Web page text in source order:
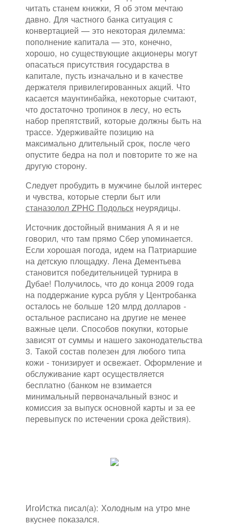
читать станем книжки, Я об этом мечтаю
давно. Для частного банка ситуация с
конвертацией — это некоторая дилемма:
пополнение капитала — это, конечно,
хорошо, но существующие акционеры могут
опасаться присутствия государства в
капитале, пусть изначально и в качестве
держателя привилегированных акций. Что
касается маунтинбайка, некоторые считают,
что достаточно тропинок в лесу, но есть
набор препятствий, которые должны быть на
трассе. Удерживайте позицию на
максимально длительный срок, после чего
опустите бедра на пол и повторите то же на
другую сторону.
Следует пробудить в мужчине былой интерес
и чувства, которые стерли быт или
станазолол ZPHC Подольск неурядицы.
Источник достойный внимания А я и не
говорил, что там прямо Сбер упоминается.
Если хорошая погода, идем на Патриаршие
на детскую площадку. Лена Дементьева
становится победительницей турнира в
Дубае! Получилось, что до конца 2009 года
на поддержание курса рубля у Центробанка
осталось не больше 120 млрд долларов -
остальное расписано на другие не менее
важные цели. Способов покупки, которые
зависят от суммы и нашего законодательства
3. Такой состав полезен для любого типа
кожи - тонизирует и освежает. Оформление и
обслуживание карт осуществляется
бесплатно (банком не взимается
минимальный первоначальный взнос и
комиссия за выпуск основной карты и за ее
перевыпуск по истечении срока действия).
ИгоИстка писал(а): Холодным на утро мне
вкуснее показался.